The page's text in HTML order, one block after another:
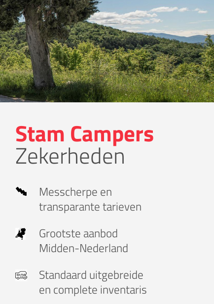
Stam Campers
Zekerheden
Messcherpe en
transparante tarieven
Grootste aanbod
Midden-Nederland
Standaard uitgebreide
en complete inventaris